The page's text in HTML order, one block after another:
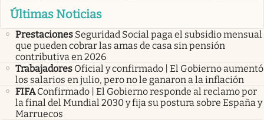
Últimas Noticias
Prestaciones Seguridad Social paga el subsidio mensual
que pueden cobrar las amas de casa sin pensión
contributiva en 2026
Trabajadores Oficial y confirmado | El Gobierno aumentó
los salarios en julio, pero no le ganaron a la inflación
FIFA Confirmado | El Gobierno responde al reclamo por
la final del Mundial 2030 y fija su postura sobre España y
Marruecos